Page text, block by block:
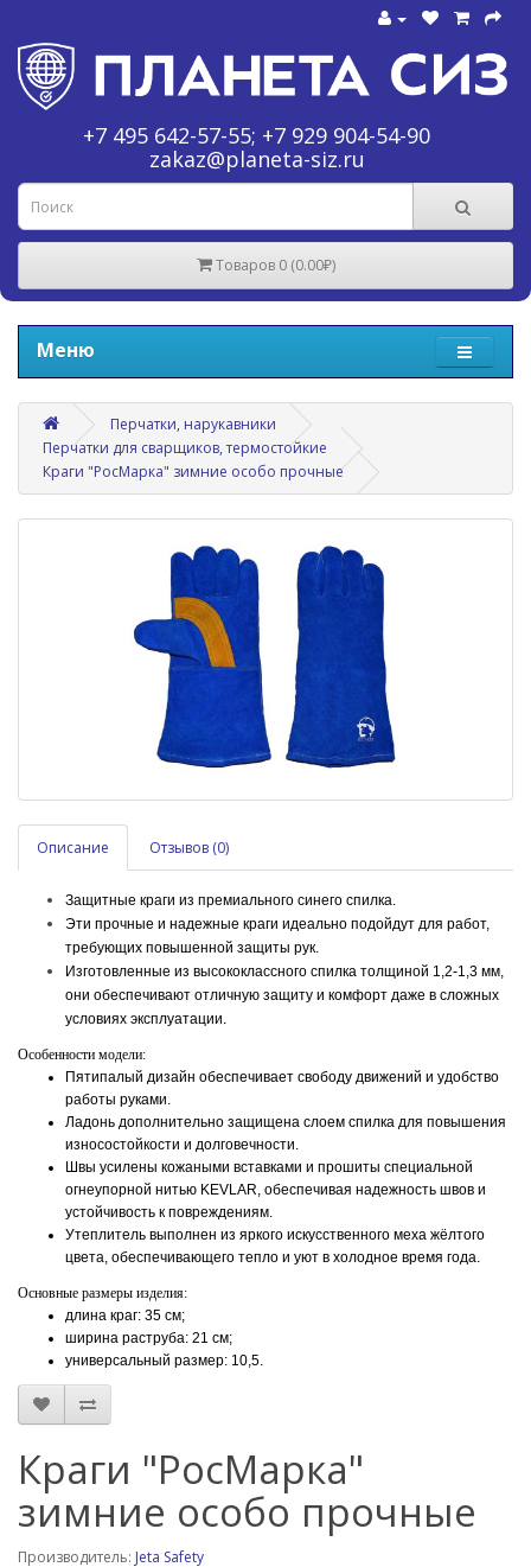
+7 495 642-57-55; +7 929 904-54-90
zakaz@planeta-siz.ru
Товаров 0 (0.00₽)
Меню
Перчатки, нарукавники
Перчатки для сварщиков, термостойкие
Краги "РосМарка" зимние особо прочные
Описание Отзывов (0)
Защитные краги из премиального синего спилка.
Эти прочные и надежные краги идеально подойдут для работ,
требующих повышенной защиты рук.
Изготовленные из высококлассного спилка толщиной 1,2-1,3 мм,
они обеспечивают отличную защиту и комфорт даже в сложных
условиях эксплуатации.
Особенности модели:
Пятипалый дизайн обеспечивает свободу движений и удобство
работы руками.
Ладонь дополнительно защищена слоем спилка для повышения
износостойкости и долговечности.
Швы усилены кожаными вставками и прошиты специальной
огнеупорной нитью KEVLAR, обеспечивая надежность швов и
устойчивость к повреждениям.
Утеплитель выполнен из яркого искусственного меха жёлтого
цвета, обеспечивающего тепло и уют в холодное время года.
Основные размеры изделия:
длина краг: 35 см;
ширина раструба: 21 см;
универсальный размер: 10,5.
Краги "РосМарка"
зимние особо прочные
Производитель: Jeta Safety